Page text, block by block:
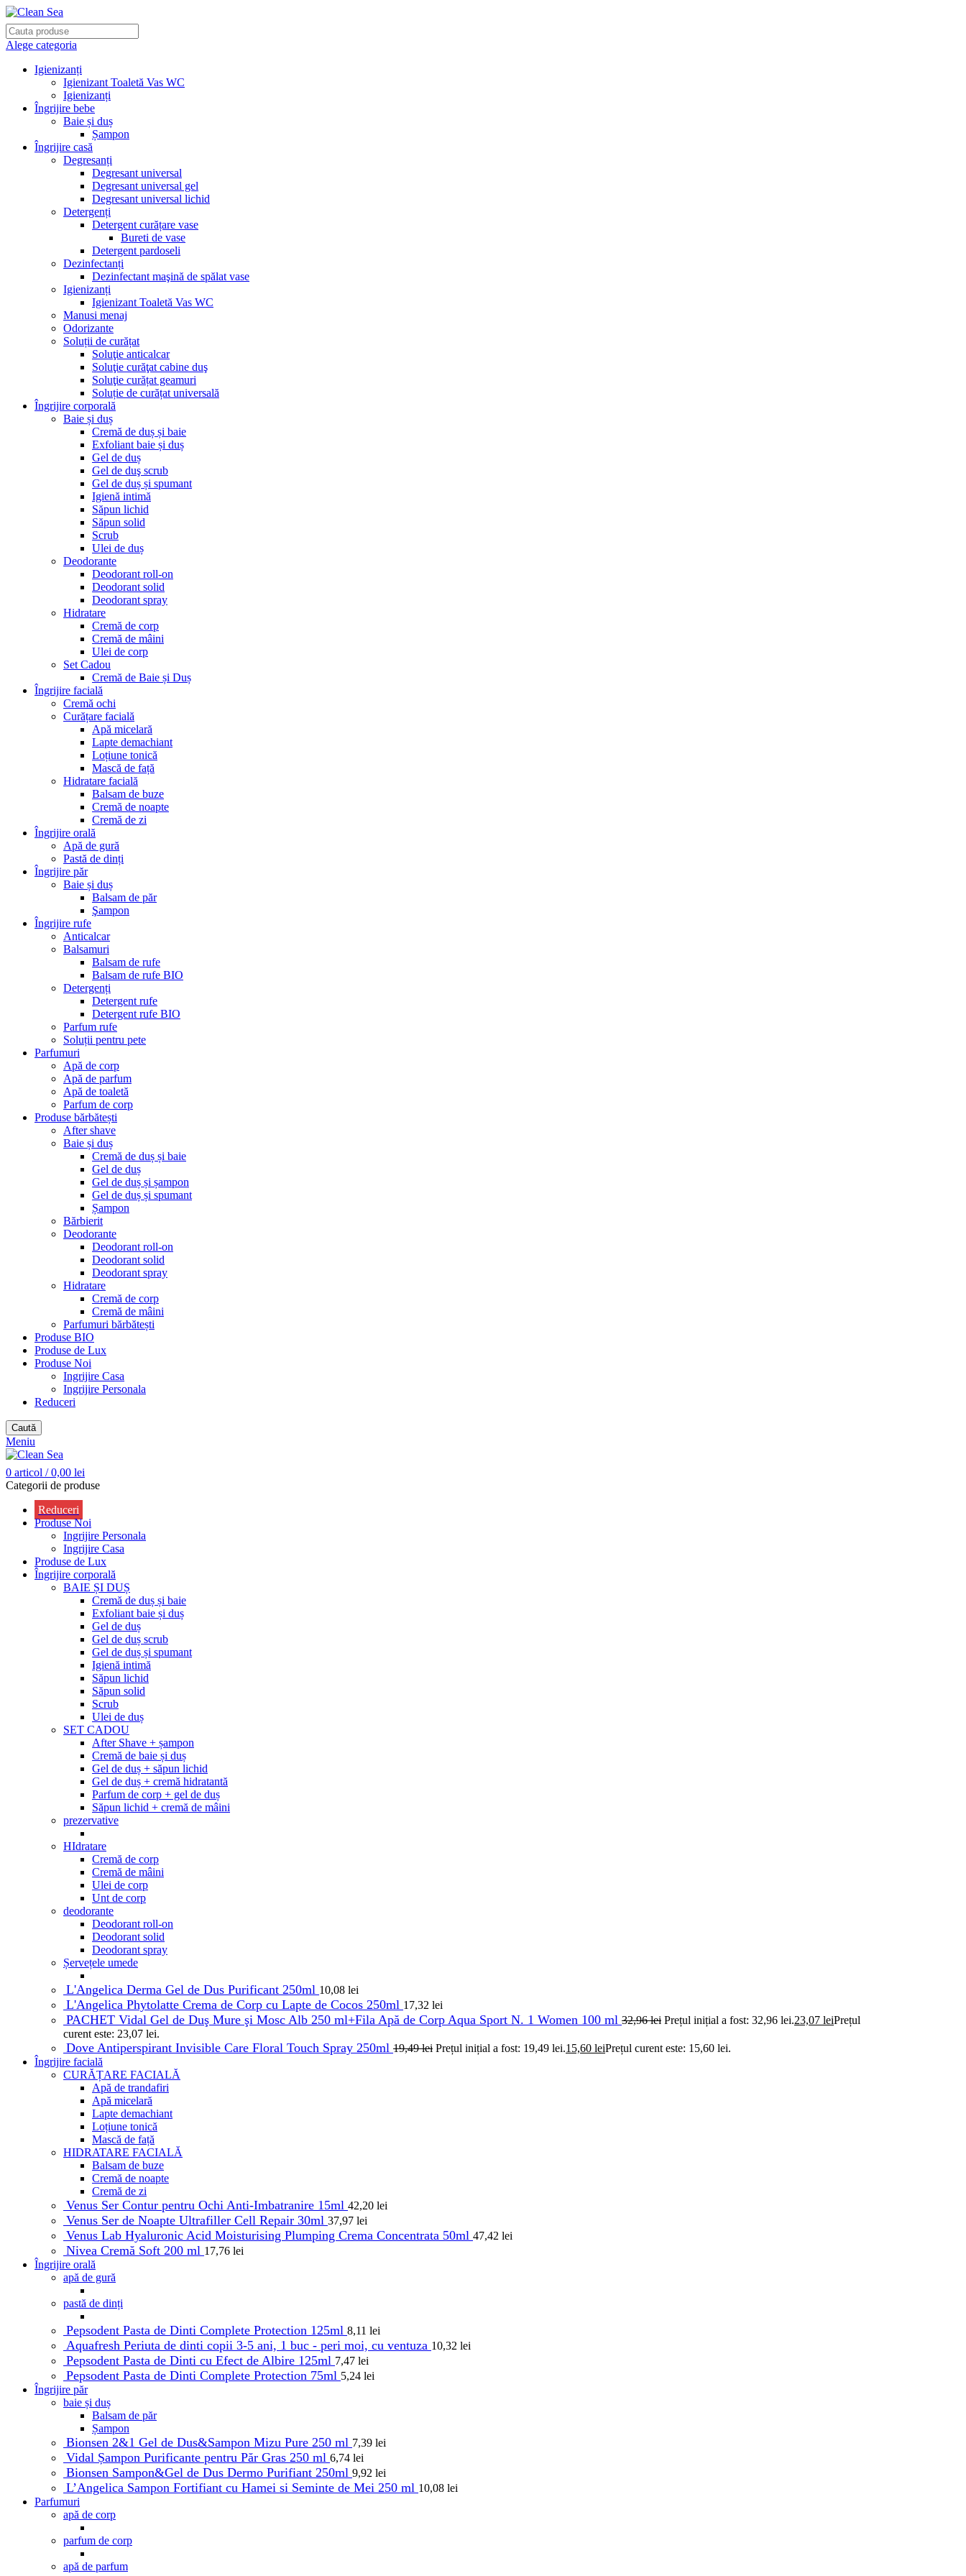
Alege categoria
Igienizanți
Igienizant Toaletă Vas WC
Igienizanți
Îngrijire bebe
Baie și duș
Șampon
Îngrijire casă
Degresanți
Degresant universal
Degresant universal gel
Degresant universal lichid
Detergenți
Detergent curățare vase
Bureti de vase
Detergent pardoseli
Dezinfectanți
Dezinfectant maşină de spălat vase
Igienizanți
Igienizant Toaletă Vas WC
Manusi menaj
Odorizante
Soluții de curățat
Soluţie anticalcar
Soluţie curăţat cabine duş
Soluţie curățat geamuri
Soluție de curățat universală
Îngrijire corporală
Baie și duș
Cremă de duș și baie
Exfoliant baie și duș
Gel de duș
Gel de duş scrub
Gel de duș și spumant
Igienă intimă
Săpun lichid
Săpun solid
Scrub
Ulei de duș
Deodorante
Deodorant roll-on
Deodorant solid
Deodorant spray
Hidratare
Cremă de corp
Cremă de mâini
Ulei de corp
Set Cadou
Cremă de Baie și Duș
Îngrijire facială
Cremă ochi
Curățare facială
Apă micelară
Lapte demachiant
Loțiune tonică
Mască de față
Hidratare facială
Balsam de buze
Cremă de noapte
Cremă de zi
Îngrijire orală
Apă de gură
Pastă de dinți
Îngrijire păr
Baie și duș
Balsam de păr
Şampon
Îngrijire rufe
Anticalcar
Balsamuri
Balsam de rufe
Balsam de rufe BIO
Detergenți
Detergent rufe
Detergent rufe BIO
Parfum rufe
Soluții pentru pete
Parfumuri
Apă de corp
Apă de parfum
Apă de toaletă
Parfum de corp
Produse bărbătești
After shave
Baie și duș
Cremă de duș și baie
Gel de duș
Gel de duș și șampon
Gel de duș și spumant
Șampon
Bărbierit
Deodorante
Deodorant roll-on
Deodorant solid
Deodorant spray
Hidratare
Cremă de corp
Cremă de mâini
Parfumuri bărbătești
Produse BIO
Produse de Lux
Produse Noi
Ingrijire Casa
Ingrijire Personala
Reduceri
Caută
Meniu
0 articol / 0,00 lei
Categorii de produse
Reduceri
Produse Noi
Ingrijire Personala
Ingrijire Casa
Produse de Lux
Îngrijire corporală
BAIE ȘI DUȘ
Cremă de duș și baie
Exfoliant baie și duș
Gel de duș
Gel de duș scrub
Gel de duș și spumant
Igienă intimă
Săpun lichid
Săpun solid
Scrub
Ulei de duș
SET CADOU
After Shave + șampon
Cremă de baie și duș
Gel de duș + săpun lichid
Gel de duș + cremă hidratantă
Parfum de corp + gel de duș
Săpun lichid + cremă de mâini
prezervative
HIdratare
Cremă de corp
Cremă de mâini
Ulei de corp
Unt de corp
deodorante
Deodorant roll-on
Deodorant solid
Deodorant spray
Șervețele umede
L'Angelica Derma Gel de Dus Purificant 250ml 10,08 lei
L'Angelica Phytolatte Crema de Corp cu Lapte de Cocos 250ml 17,32 lei
PACHET Vidal Gel de Duş Mure şi Mosc Alb 250 ml+Fila Apă de Corp Aqua Sport N. 1 Women 100 ml 32,96lei Prețul inițial a fost: 32,96 lei.23,07 leiPrețul
curent este: 23,07 lei.
Dove Antiperspirant Invisible Care Floral Touch Spray 250ml 19,49lei Prețul inițial a fost: 19,49 lei.15,60 leiPrețul curent este: 15,60 lei.
Îngrijire facială
CURĂȚARE FACIALĂ
Apă de trandafiri
Apă micelară
Lapte demachiant
Loțiune tonică
Mască de față
HIDRATARE FACIALĂ
Balsam de buze
Cremă de noapte
Cremă de zi
Venus Ser Contur pentru Ochi Anti-Imbatranire 15ml 42,20 lei
Venus Ser de Noapte Ultrafiller Cell Repair 30ml 37,97 lei
Venus Lab Hyaluronic Acid Moisturising Plumping Crema Concentrata 50ml 47,42 lei
Nivea Cremă Soft 200 ml 17,76 lei
Îngrijire orală
apă de gură
pastă de dinți
Pepsodent Pasta de Dinti Complete Protection 125ml 8,11 lei
Aquafresh Periuta de dinti copii 3-5 ani, 1 buc - peri moi, cu ventuza 10,32 lei
Pepsodent Pasta de Dinti cu Efect de Albire 125ml 7,47 lei
Pepsodent Pasta de Dinti Complete Protection 75ml 5,24 lei
Îngrijire păr
baie și duș
Balsam de păr
Șampon
Bionsen 2&1 Gel de Dus&Sampon Mizu Pure 250 ml 7,39 lei
Vidal Șampon Purificante pentru Păr Gras 250 ml 6,74 lei
Bionsen Sampon&Gel de Dus Dermo Purifiant 250ml 9,92 lei
L’Angelica Sampon Fortifiant cu Hamei si Seminte de Mei 250 ml 10,08 lei
Parfumuri
apă de corp
parfum de corp
apă de parfum